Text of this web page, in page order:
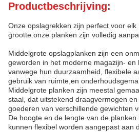
Productbeschrijving:
Onze opslagrekken zijn perfect voor
grootte.onze planken zijn volledig
Middelgrote opslagplanken zijn een
geworden in het moderne magazijn- en
vanwege hun duurzaamheid, flexibele
gebruik van ruimte,en
Middelgrote planken zijn meestal
staal, dat uitstekend draagvermogen
goederen van verschillende gewichten
De hoogte en de lengte van de
kunnen flexibel worden aangepast aan